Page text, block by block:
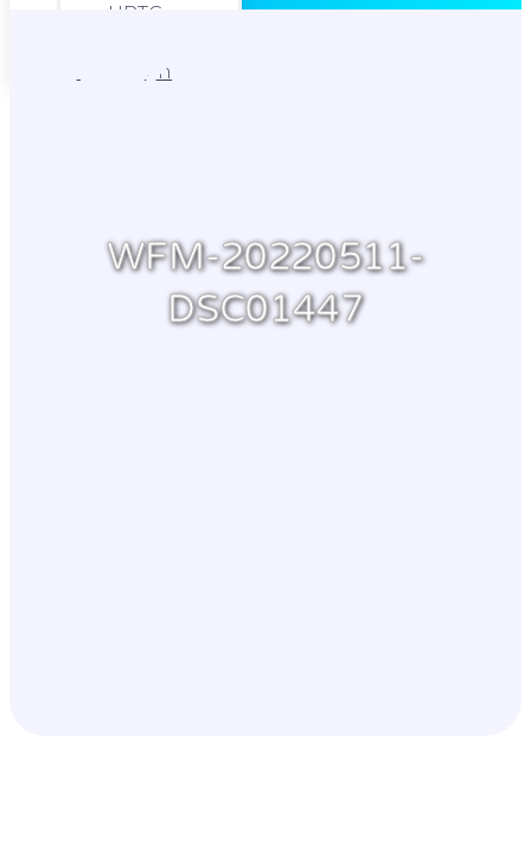
HRTC
Uitslagen
WFM-20220511-
DSC01447